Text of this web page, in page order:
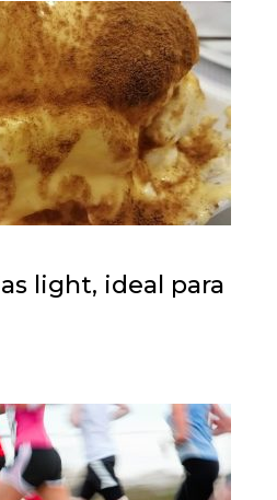
light, ideal para